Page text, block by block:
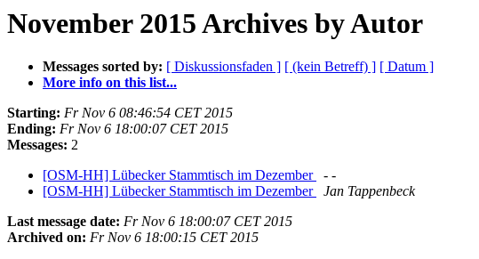
November 2015 Archives by Autor
Messages sorted by: [ Diskussionsfaden ] [ (kein Betreff) ] [ Datum ]
More info on this list...
Starting: Fr Nov 6 08:46:54 CET 2015
Ending: Fr Nov 6 18:00:07 CET 2015
Messages: 2
[OSM-HH] Lübecker Stammtisch im Dezember
- -
[OSM-HH] Lübecker Stammtisch im Dezember
Jan Tappenbeck
Last message date: Fr Nov 6 18:00:07 CET 2015
Archived on: Fr Nov 6 18:00:15 CET 2015